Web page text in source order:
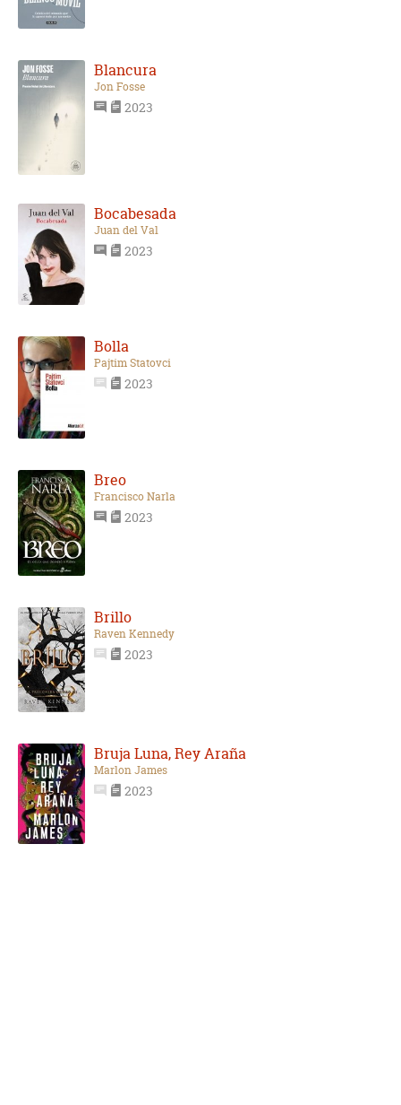
Blancura
Jon Fosse
2023
Bocabesada
Juan del Val
2023
Bolla
Pajtim Statovci
2023
Breo
Francisco Narla
2023
Brillo
Raven Kennedy
2023
Bruja Luna, Rey Araña
Marlon James
2023